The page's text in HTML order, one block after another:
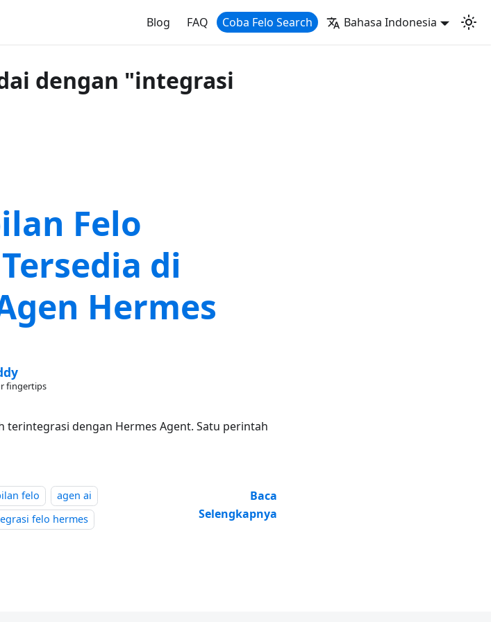
Blog FAQ Coba Felo Search Bahasa Indonesia
dengan "integrasi
Felo
di
Hermes
fingertips
terintegrasi dengan Hermes Agent. Satu perintah
felo
agen ai
felo hermes
Baca
Selengkapnya